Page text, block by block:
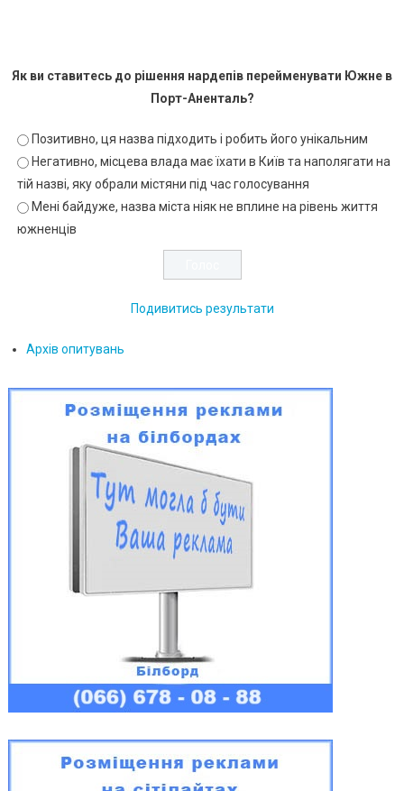
Як ви ставитесь до рішення нардепів перейменувати Южне в
Порт-Аненталь?
Позитивно, ця назва підходить і робить його унікальним
Негативно, місцева влада має їхати в Київ та наполягати на
тій назві, яку обрали містяни під час голосування
Мені байдуже, назва міста ніяк не вплине на рівень життя
южненців
Подивитись результати
Архів опитувань